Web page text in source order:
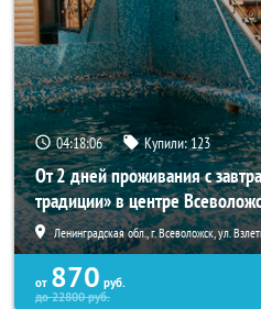
04:18:06 Купили:123
От 2 дней проживания с
традиции» в центре
Ленинградская обл., г. Всеволожск, ул.
от 870 руб.
до22800руб.